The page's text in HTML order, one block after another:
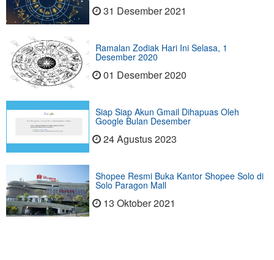
31 Desember 2021
Ramalan Zodiak Hari Ini Selasa, 1
Desember 2020
01 Desember 2020
Siap Siap Akun Gmail Dihapuas Oleh
Google Bulan Desember
24 Agustus 2023
Shopee Resmi Buka Kantor Shopee Solo di
Solo Paragon Mall
13 Oktober 2021